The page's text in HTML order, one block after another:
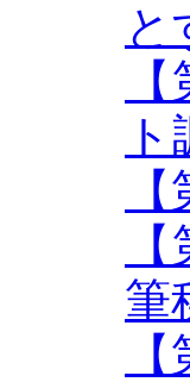
と
筆